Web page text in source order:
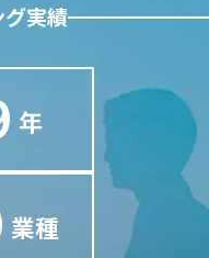
実績
年
業種